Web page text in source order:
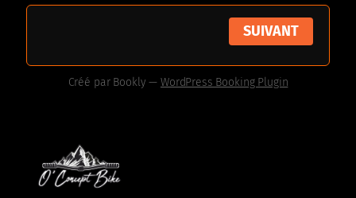
SUIVANT
Créé par Bookly — WordPress Booking Plugin